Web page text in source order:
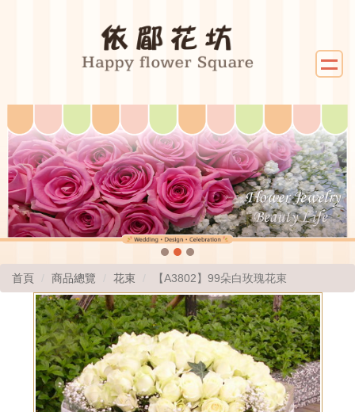
首頁 商品總覽 花束 【A3802】99朵白玫瑰花束